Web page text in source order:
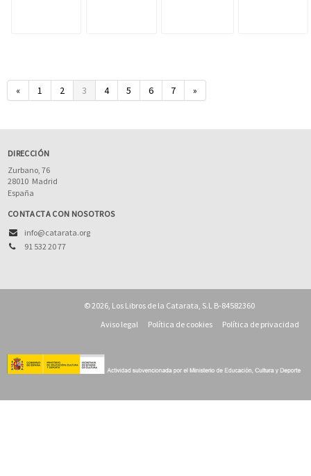
« 1 2 3 4 5 6 7 »
DIRECCIÓN
Zurbano, 76
28010 Madrid
España
CONTACTA CON NOSOTROS
info@catarata.org
91 532 20 77
© 2026, Los Libros de la Catarata, S.L B-84582360
Aviso legal
Política de cookies Política de privacidad